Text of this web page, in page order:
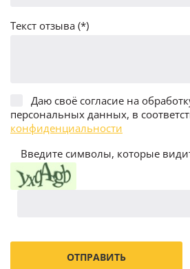
Текст отзыва (*)
Даю своё согласие на
персональных данных, в
конфиденциальности
Введите символы, которые